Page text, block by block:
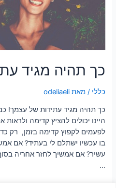
כך תהיה מגיד
כללי / מאתodeliaeli
כך תהיה מגיד עתידות של עצמך!
היינו יכולים להציץ קדימה ולראות
לפעמים לקפוץ קדימה בזמן, רק
בו עכשיו ישתלם לי בעתיד? אם
עשיר? אם אמשיך לחזר אחריה
…